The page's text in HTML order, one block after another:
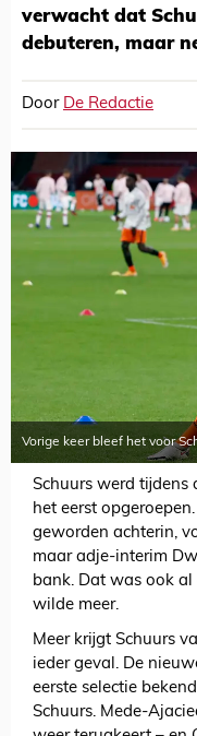
verwacht dat
debuteren, maar
Door De Redactie
Vorige keer bleef het voor
Schuurs werd tijdens
het eerst
geworden achterin,
maar adje-interim
bank. Dat was ook al
wilde meer.
Meer krijgt Schuurs
ieder geval. De
eerste selectie
Schuurs. Mede-